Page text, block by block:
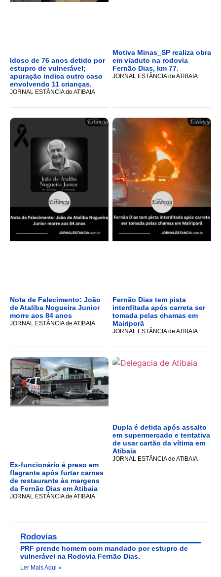
Idoso de 76 anos detido por
estupro de vulnerável;
apuração indica outro caso
envolvendo 11 crianças.
JORNAL ESTÂNCIA de ATIBAIA
Motiva Minas_SP realiza obra
em viaduto na rodovia
Fernão Dias, km 77.
JORNAL ESTÂNCIA de ATIBAIA
Nota de Falecimento: João
de Ataliba Nogueira Junior
morre aos 84 anos
JORNAL ESTÂNCIA de ATIBAIA
Fernão Dias tem pista
interditada após carreta ser
tomada pelas chamas em
Mairiporã
JORNAL ESTÂNCIA de ATIBAIA
Ex-funcionário é preso em
flagrante após furtar carnes
de restaurante às margens
da Fernão Dias em Atibaia
JORNAL ESTÂNCIA de ATIBAIA
Dupla é detida após assalto
em supermercado e tentativa
de usar cartão da vítima em
Atibaia
JORNAL ESTÂNCIA de ATIBAIA
Rodovias
PRF prende homem com mandado por estupro de
vulnerável na Rodovia Fernão Dias.
Ler Mais Aqui »